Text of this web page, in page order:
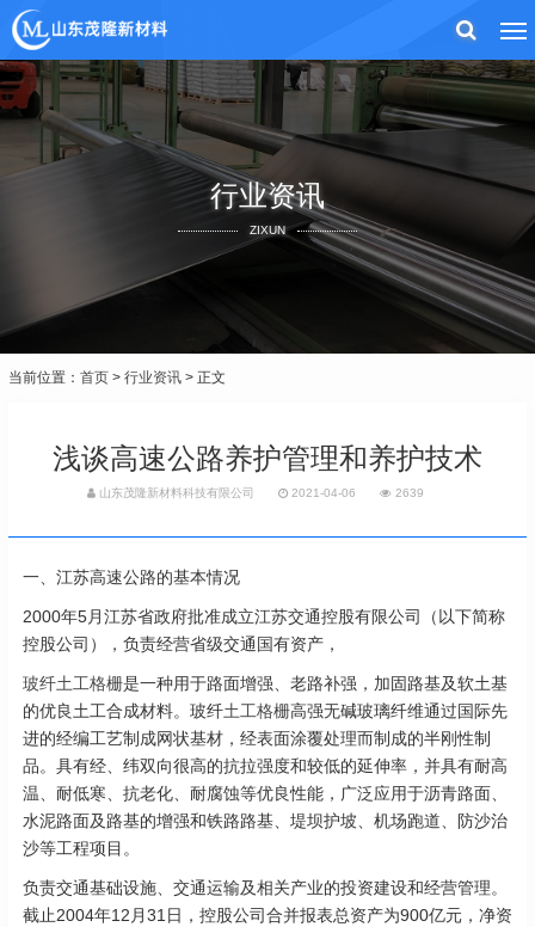
行业资讯
ZIXUN
当前位置： 首页 > 行业资讯 > 正文
浅谈高速公路养护管理和养护技术
山东茂隆新材料科技有限公司 2021-04-06 2639
一、江苏高速公路的基本情况
2000年5月江苏省政府批准成立江苏交通控股有限公司（以下简称
控股公司），负责经营省级交通国有资产，
玻纤土工格栅是一种用于路面增强、老路补强，加固路基及软土基
的优良土工合成材料。玻纤土工格栅高强无碱玻璃纤维通过国际先
进的经编工艺制成网状基材，经表面涂覆处理而制成的半刚性制
品。具有经、纬双向很高的抗拉强度和较低的延伸率，并具有耐高
温、耐低寒、抗老化、耐腐蚀等优良性能，广泛应用于沥青路面、
水泥路面及路基的增强和铁路路基、堤坝护坡、机场跑道、防沙治
沙等工程项目。
负责交通基础设施、交通运输及相关产业的投资建设和经营管理。
截止2004年12月31日，控股公司合并报表总资产为900亿元，净资